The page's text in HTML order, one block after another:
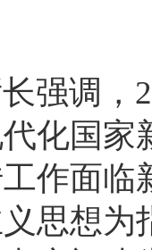
强调，
化国家
作面临
思想